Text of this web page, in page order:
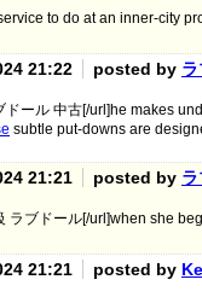
to do at an inner-city
21:22 posted by
ドール 中古[/url]he makes
subtle put-downs are
21:21 posted by
ラブドール[/url]when she
21:21 posted by